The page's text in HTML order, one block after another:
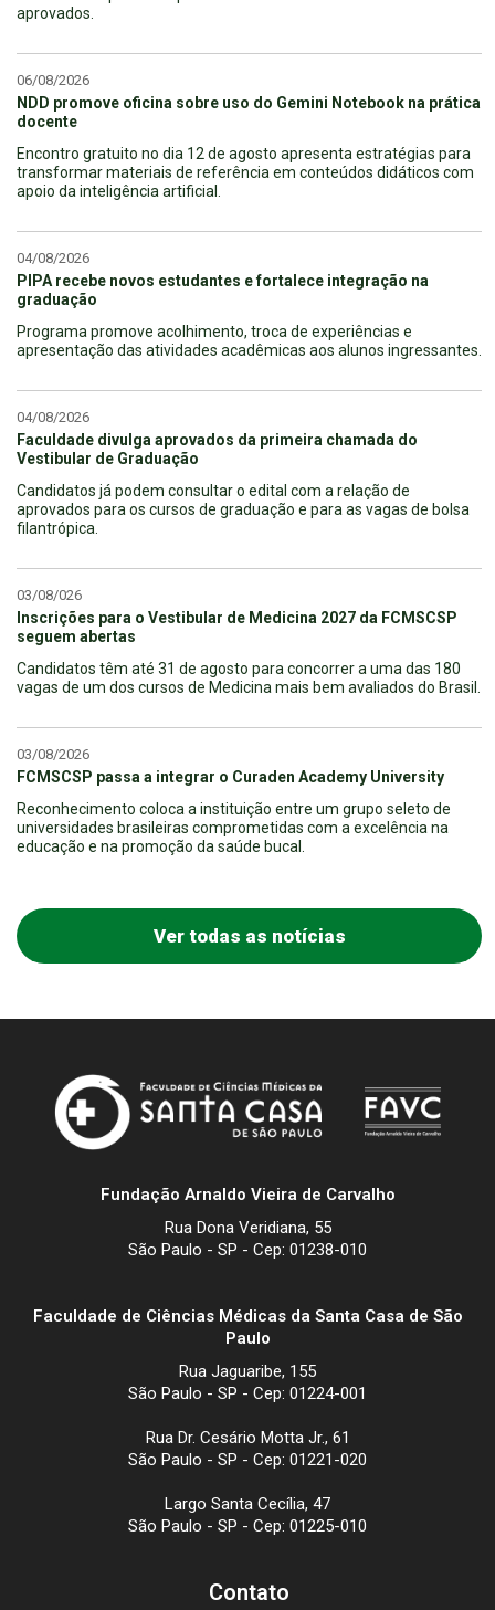
aprovados.
06/08/2026
NDD promove oficina sobre uso do Gemini Notebook na prática
docente
Encontro gratuito no dia 12 de agosto apresenta estratégias para
transformar materiais de referência em conteúdos didáticos com
apoio da inteligência artificial.
04/08/2026
PIPA recebe novos estudantes e fortalece integração na
graduação
Programa promove acolhimento, troca de experiências e
apresentação das atividades acadêmicas aos alunos ingressantes.
04/08/2026
Faculdade divulga aprovados da primeira chamada do
Vestibular de Graduação
Candidatos já podem consultar o edital com a relação de
aprovados para os cursos de graduação e para as vagas de bolsa
filantrópica.
03/08/026
Inscrições para o Vestibular de Medicina 2027 da FCMSCSP
seguem abertas
Candidatos têm até 31 de agosto para concorrer a uma das 180
vagas de um dos cursos de Medicina mais bem avaliados do Brasil.
03/08/2026
FCMSCSP passa a integrar o Curaden Academy University
Reconhecimento coloca a instituição entre um grupo seleto de
universidades brasileiras comprometidas com a excelência na
educação e na promoção da saúde bucal.
Ver todas as notícias
Fundação Arnaldo Vieira de Carvalho
Rua Dona Veridiana, 55
São Paulo - SP - Cep: 01238-010
Faculdade de Ciências Médicas da Santa Casa de São
Paulo
Rua Jaguaribe, 155
São Paulo - SP - Cep: 01224-001
Rua Dr. Cesário Motta Jr., 61
São Paulo - SP - Cep: 01221-020
Largo Santa Cecília, 47
São Paulo - SP - Cep: 01225-010
Contato